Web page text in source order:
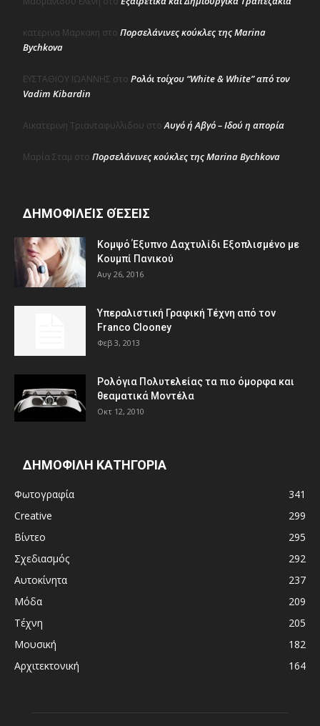
κατερινα Μαρκακη στο Πορσελάνινες κούκλες της Marina
Bychkova
ΕΥΣΤΑΘΙΟΥ ΙΩΑΝΝΗΣ στο Ρολόι τοίχου “White & White” από τον
Vadim Kibardin
Αικατερινη Τριανταφυλλιδου στοΑυγό ή Αβγό – Ιδού η απορία
Μαρία Σταμ στο Πορσελάνινες κούκλες της Marina Bychkova
ΔΗΜΟΦΙΛΕΊΣ ΘΈΣΕΙΣ
Κομψό Έξυπνο Δαχτυλίδι Εξοπλισμένο με
Κουμπί Πανικού
Αυγ 26, 2016
Υπεραλιστική Γραφική Τέχνη από τον
Franco Clooney
Φεβ 3, 2013
Ρολόγια Πολυτελείας τα πιο όμορφα και
θεαματικά Μοντέλα
Οκτ 12, 2010
ΔΗΜΟΦΙΛΗ ΚΑΤΗΓΟΡΙΑ
Φωτογραφία
341
Creative
299
Βίντεο
295
Σχεδιασμός
292
Αυτοκίνητα
237
Μόδα
209
Τέχνη
205
Μουσική
182
Αρχιτεκτονική
164